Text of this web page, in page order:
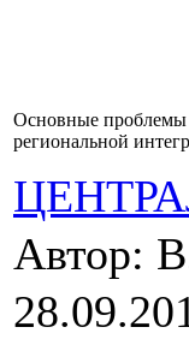
Основные проблемы
региональной
Автор: